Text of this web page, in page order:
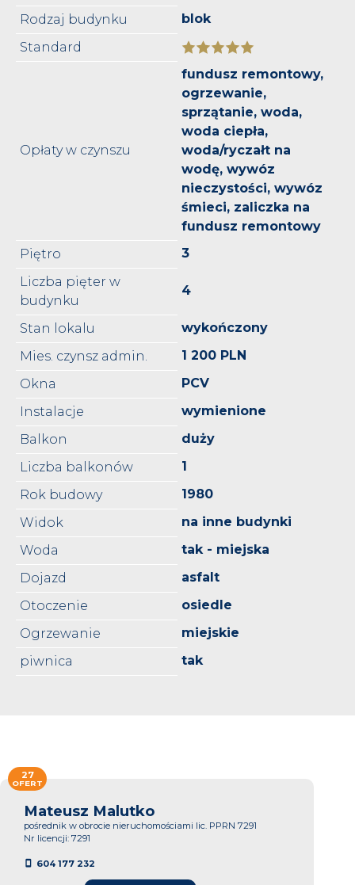
Rodzaj budynku
blok
Standard
Opłaty w czynszu
fundusz remontowy,
ogrzewanie,
sprzątanie, woda,
woda ciepła,
woda/ryczałt na
wodę, wywóz
nieczystości, wywóz
śmieci, zaliczka na
fundusz remontowy
Piętro
3
Liczba pięter w
budynku
4
Stan lokalu
wykończony
Mies. czynsz admin.
1 200 PLN
Okna
PCV
Instalacje
wymienione
Balkon
duży
Liczba balkonów
1
Rok budowy
1980
Widok
na inne budynki
Woda
tak - miejska
Dojazd
asfalt
Otoczenie
osiedle
Ogrzewanie
miejskie
piwnica
tak
Mateusz Malutko
pośrednik w obrocie nieruchomościami lic. PPRN 7291
Nr licencji: 7291
604 177 232
27
OFERT